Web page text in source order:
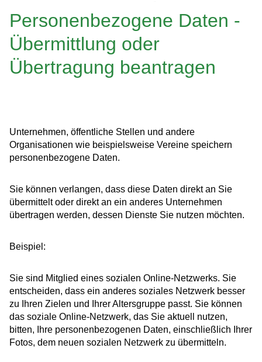
Personenbezogene Daten -
Übermittlung oder
Übertragung beantragen
Unternehmen, öffentliche Stellen und andere
Organisationen wie beispielsweise Vereine speichern
personenbezogene Daten.
Sie können verlangen, dass diese Daten direkt an Sie
übermittelt oder direkt an ein anderes Unternehmen
übertragen werden, dessen Dienste Sie nutzen möchten.
Beispiel:
Sie sind Mitglied eines sozialen Online-Netzwerks. Sie
entscheiden, dass ein anderes soziales Netzwerk besser
zu Ihren Zielen und Ihrer Altersgruppe passt. Sie können
das soziale Online-Netzwerk, das Sie aktuell nutzen,
bitten, Ihre personenbezogenen Daten, einschließlich Ihrer
Fotos, dem neuen sozialen Netzwerk zu übermitteln.